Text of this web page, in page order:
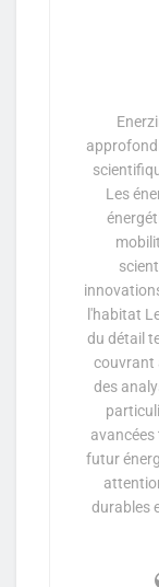
Les
l'habitat
du détail
couvrant
des
futur
durables